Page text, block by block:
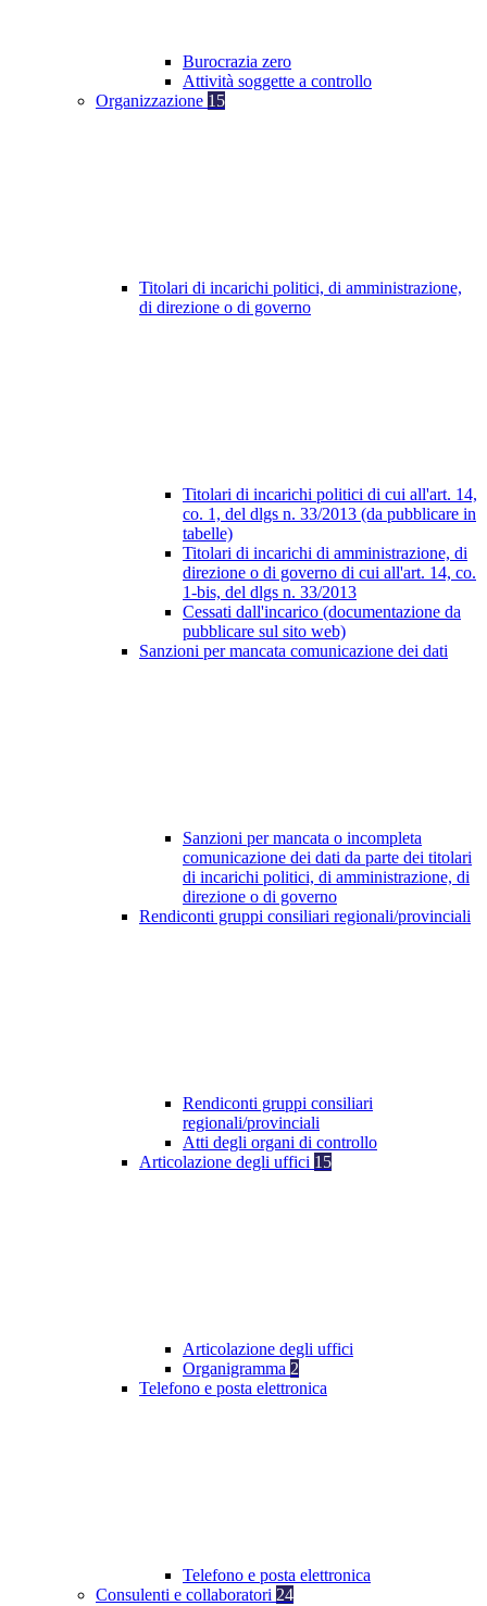
Burocrazia zero
Attività soggette a controllo
Organizzazione 15
Titolari di incarichi politici, di amministrazione,
di direzione o di governo
Titolari di incarichi politici di cui all'art. 14,
co. 1, del dlgs n. 33/2013 (da pubblicare in
tabelle)
Titolari di incarichi di amministrazione, di
direzione o di governo di cui all'art. 14, co.
1-bis, del dlgs n. 33/2013
Cessati dall'incarico (documentazione da
pubblicare sul sito web)
Sanzioni per mancata comunicazione dei dati
Sanzioni per mancata o incompleta
comunicazione dei dati da parte dei titolari
di incarichi politici, di amministrazione, di
direzione o di governo
Rendiconti gruppi consiliari regionali/provinciali
Rendiconti gruppi consiliari
regionali/provinciali
Atti degli organi di controllo
Articolazione degli uffici 15
Articolazione degli uffici
Organigramma 2
Telefono e posta elettronica
Telefono e posta elettronica
Consulenti e collaboratori 24